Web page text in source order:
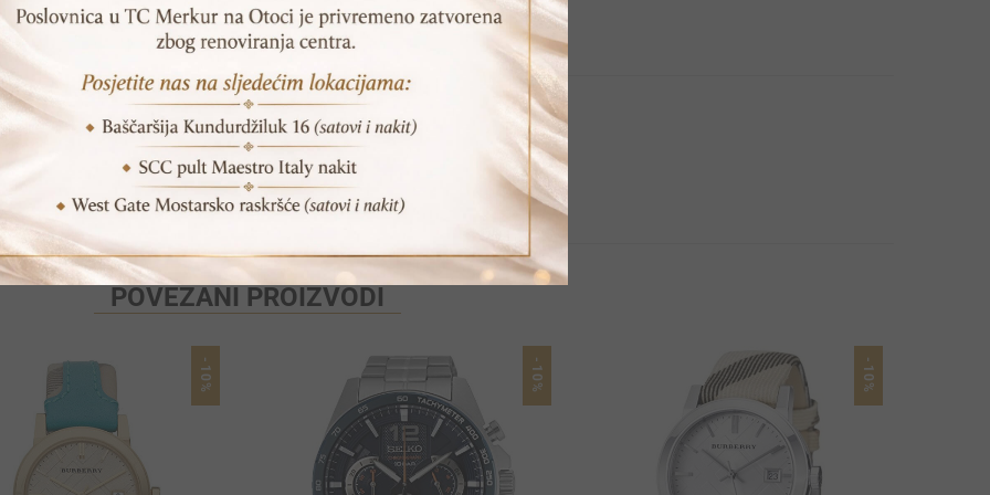
Print Pošalji prijatelju
POVEZANI PROIZVODI
-10% -10% -10%